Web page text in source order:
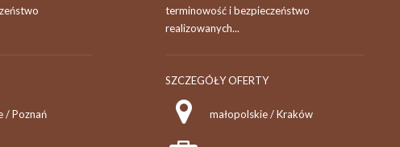
/ Poznań
terminowość i bezpieczeństwo
realizowanych...
SZCZEGÓŁY OFERTY
małopolskie / Kraków